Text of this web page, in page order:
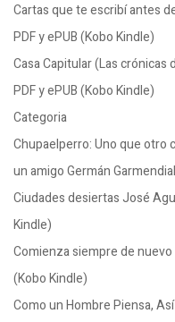
Cartas que te escribí antes
PDF y ePUB (Kobo Kindle)
Casa Capitular (Las
PDF y ePUB (Kobo Kindle)
Categoria
Chupaelperro: Uno que otro
un amigo Germán
Ciudades desiertas José
Kindle)
Comienza siempre de nuevo
(Kobo Kindle)
Como un Hombre Piensa,